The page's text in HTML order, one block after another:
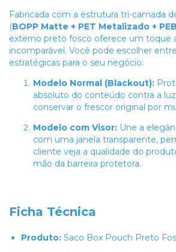
Fabricada com a estrutura tri-camada
(BOPP Matte + PET Metalizado +
externo preto fosco oferece um toque
incomparável. Você pode escolher
estratégicas para o seu negócio:
Modelo Normal (Blackout):
absoluto do conteúdo contra a
conservar o frescor original por
Modelo com Visor: Une a
com uma janela transparente,
cliente veja a qualidade do
mão da barreira protetora.
Ficha Técnica
Produto: Saco Box Pouch Preto